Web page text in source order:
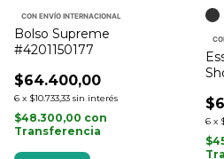
CON ENVÍO INTERNACIONAL
Bolso Supreme
#4201150177
$64.400,00
6 x $10.733,33 sin interés
$48.300,00 con
Transferencia
6 x